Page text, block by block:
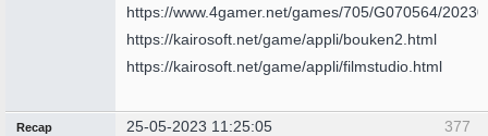
https://www.4gamer.net/games/705/G070564/
https://kairosoft.net/game/appli/bouken2.html
https://kairosoft.net/game/appli/filmstudio.html
377
Recap 25-05-2023 11:25:05